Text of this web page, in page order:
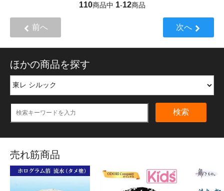
110商品中 1-12商品
前へ 次へ
ほかの商品を探す
検索
売れ筋商品